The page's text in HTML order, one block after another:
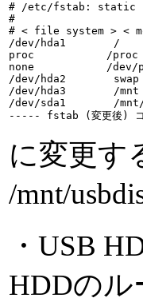
# /etc/fstab: static
#
# < file system > <
/dev/hda1　　　　 /　
proc　　　　　　　/proc
none　　　　　　　/
/dev/hda2　　　　 swap
/dev/hda3　　　　 /mnt
/dev/sda1　　　　 /
----- fstab (変更後)
に変更す
/mnt/
・USB
HDDの